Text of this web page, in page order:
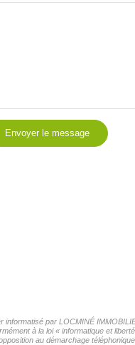
Envoyer le message
par LOCMINÉ
à la loi « informatique et
au démarchage